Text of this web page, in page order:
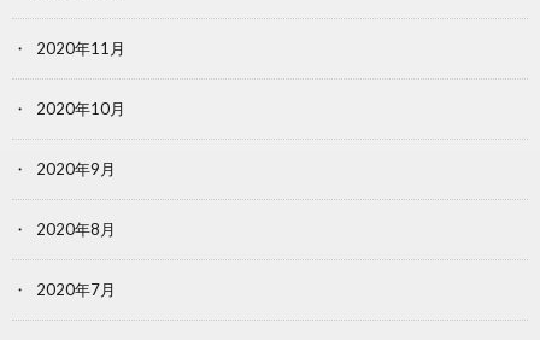
2020年11月
2020年10月
2020年9月
2020年8月
2020年7月